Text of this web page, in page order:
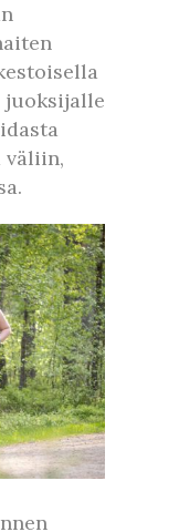
juoksijalle
väliin,